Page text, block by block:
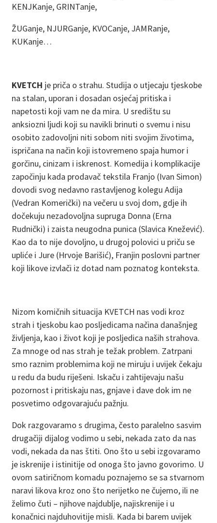
KENJKanje, GRINTanje,
ŽUGanje, NJURGanje, KVOCanje, JAMRanje,
KUKanje…
KVETCH je priča o strahu. Studija o utjecaju tjeskobe
na stalan, uporan i dosadan osjećaj pritiska i
napetosti koji vam ne da mira. U središtu su
anksiozni ljudi koji su navikli brinuti o svemu i nisu
osobito zadovoljni niti sobom niti svojim životima,
ispričana na način koji istovremeno spaja humor i
gorčinu, cinizam i iskrenost. Komedija i komplikacije
započinju kada prodavač tekstila Franjo (Ivan Simon)
dovodi svog nedavno rastavljenog kolegu Adija
(Vedran Komerički) na večeru u svoj dom, gdje ih
dočekuju nezadovoljna supruga Donna (Erna
Rudnički) i zaista neugodna punica (Slavica Knežević).
Kao da to nije dovoljno, u drugoj polovici u priču se
upliće i Jure (Hrvoje Barišić), Franjin poslovni partner
koji likove izvlači iz dotad nam poznatog konteksta.
Nizom komičnih situacija KVETCH nas vodi kroz
strah i tjeskobu kao posljedicama načina današnjeg
življenja, kao i život koji je posljedica naših strahova.
Za mnoge od nas strah je težak problem. Zatrpani
smo raznim problemima koji ne miruju i uvijek čekaju
u redu da budu riješeni. Iskaču i zahtijevaju našu
pozornost i pritiskaju nas, gnjave i dave dok im ne
posvetimo odgovarajuću pažnju.
Dok razgovaramo s drugima, često paralelno sasvim
drugačiji dijalog vodimo u sebi, nekada zato da nas
vodi, nekada da nas štiti. Ono što u sebi izgovaramo
je iskrenije i istinitije od onoga što javno govorimo. U
ovom satiričnom komadu poznajemo se sa stvarnom
naravi likova kroz ono što nerijetko ne čujemo, ili ne
želimo čuti – njihove najdublje, najiskrenije i u
konačnici najduhovitije misli. Kada bi barem uvijek